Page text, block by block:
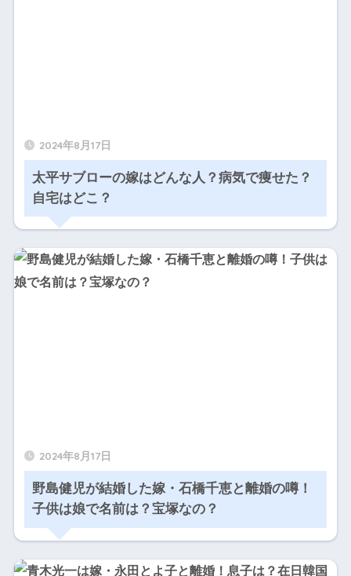
2024年8月17日
太平サブローの嫁はどんな人？病気で痩せた？
自宅はどこ？
2024年8月17日
野島健児が結婚した嫁・石橋千恵と離婚の噂！
子供は娘で名前は？宝塚なの？